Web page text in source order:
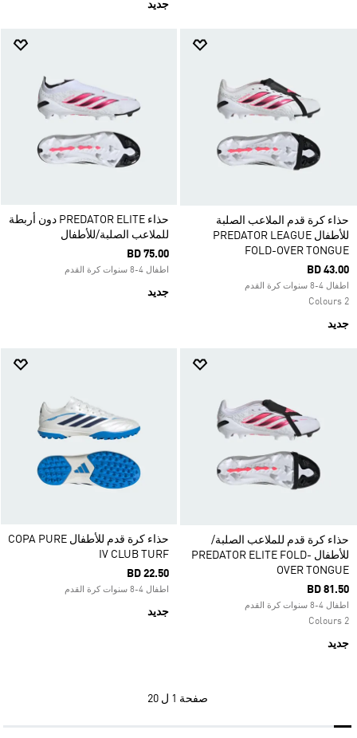
جديد
حذاء كرة قدم الملاعب الصلبة
للأطفال PREDATOR LEAGUE
FOLD-OVER TONGUE
BD 43.00
اطفال 4-8 سنوات كرة القدم
2 Colours
جديد
حذاء PREDATOR ELITE دون أربطة
للملاعب الصلبة/للأطفال
BD 75.00
اطفال 4-8 سنوات كرة القدم
جديد
حذاء كرة قدم للملاعب الصلبة/
للأطفال PREDATOR ELITE FOLD-
OVER TONGUE
BD 81.50
اطفال 4-8 سنوات كرة القدم
2 Colours
جديد
حذاء كرة قدم للأطفال COPA PURE
IV CLUB TURF
BD 22.50
اطفال 4-8 سنوات كرة القدم
جديد
صفحة 1 ل 20